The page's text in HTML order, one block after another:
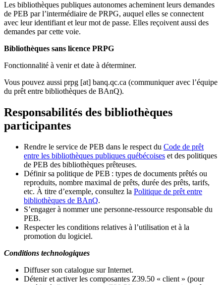
Les bibliothèques publiques autonomes acheminent leurs demandes
de PEB par l’intermédiaire de PRPG, auquel elles se connectent
avec leur identifiant et leur mot de passe. Elles reçoivent aussi des
demandes par cette voie.
Bibliothèques sans licence PRPG
Fonctionnalité à venir et date à déterminer.
Vous pouvez aussi prpg [at] banq.qc.ca (communiquer avec l’équipe
du prêt entre bibliothèques de BAnQ).
Responsabilités des bibliothèques
participantes
Rendre le service de PEB dans le respect du Code de prêt
entre les bibliothèques publiques québécoises et des politiques
de PEB des bibliothèques prêteuses.
Définir sa politique de PEB : types de documents prêtés ou
reproduits, nombre maximal de prêts, durée des prêts, tarifs,
etc. À titre d’exemple, consultez la Politique de prêt entre
bibliothèques de BAnQ.
S’engager à nommer une personne-ressource responsable du
PEB.
Respecter les conditions relatives à l’utilisation et à la
promotion du logiciel.
Conditions technologiques
Diffuser son catalogue sur Internet.
Détenir et activer les composantes Z39.50 « client » (pour